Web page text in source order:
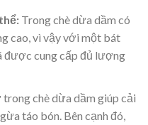
Trong chè dừa dầm có
cao, vì vậy với một bát
được cung cấp đủ lượng
chè dừa dầm giúp cải
táo bón. Bên cạnh đó,